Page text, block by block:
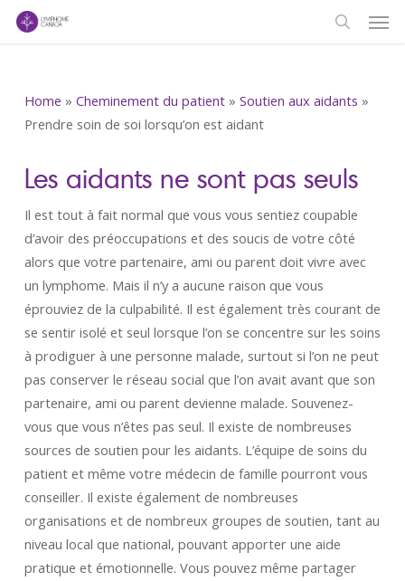
Skip
Home » Cheminement du patient» Soutien aux aidants »
Prendre soin de soi lorsqu’on est aidant
Les aidants ne sont pas seuls
Il est tout à fait normal que vous vous sentiez coupable
d’avoir des préoccupations et des soucis de votre côté
alors que votre partenaire, ami ou parent doit vivre avec
un lymphome. Mais il n’y a aucune raison que vous
éprouviez de la culpabilité. Il est également très courant de
se sentir isolé et seul lorsque l’on se concentre sur les soins
à prodiguer à une personne malade, surtout si l’on ne peut
pas conserver le réseau social que l’on avait avant que son
partenaire, ami ou parent devienne malade. Souvenez-
vous que vous n’êtes pas seul. Il existe de nombreuses
sources de soutien pour les aidants. L’équipe de soins du
patient et même votre médecin de famille pourront vous
conseiller. Il existe également de nombreuses
organisations et de nombreux groupes de soutien, tant au
niveau local que national, pouvant apporter une aide
pratique et émotionnelle. Vous pouvez même partager